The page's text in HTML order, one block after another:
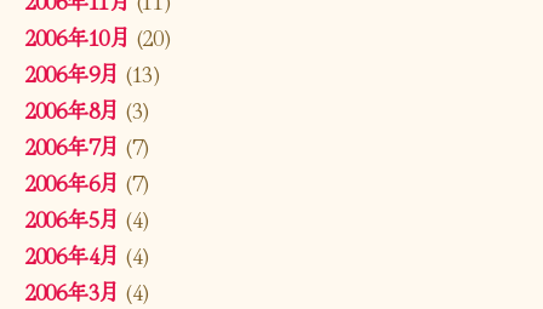
2006年10月 (20)
2006年9月 (13)
2006年8月 (3)
2006年7月 (7)
2006年6月 (7)
2006年5月 (4)
2006年4月 (4)
2006年3月 (4)